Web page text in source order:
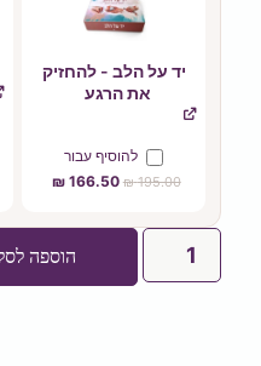
יד על הלב - להחזיק
את הרגע
להוסיף⁦⁩ עבור
195.00
₪
166.50
₪
הוספה